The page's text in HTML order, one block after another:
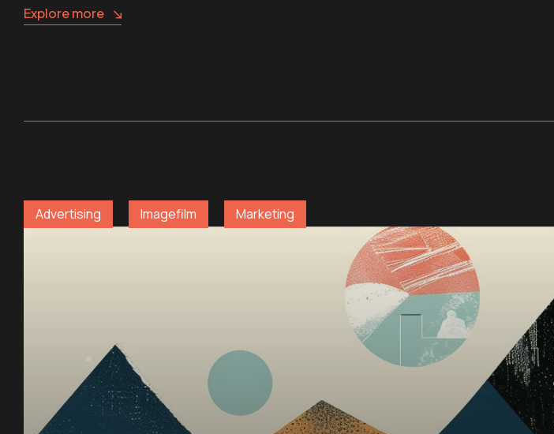
Explore more
Advertising Imagefilm Marketing